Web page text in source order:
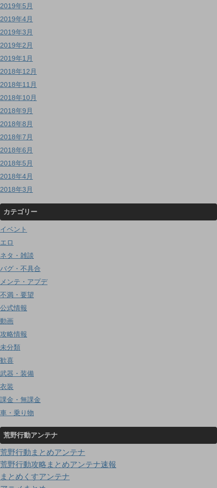
2019年5月
2019年4月
2019年3月
2019年2月
2019年1月
2018年12月
2018年11月
2018年10月
2018年9月
2018年8月
2018年7月
2018年6月
2018年5月
2018年4月
2018年3月
カテゴリー
イベント
エロ
ネタ・雑談
バグ・不具合
メンテ・アプデ
不満・要望
公式情報
動画
攻略情報
未分類
歓喜
武器・装備
衣装
課金・無課金
車・乗り物
荒野行動アンテナ
荒野行動まとめアンテナ
荒野行動攻略まとめアンテナ速報
まとめくすアンテナ